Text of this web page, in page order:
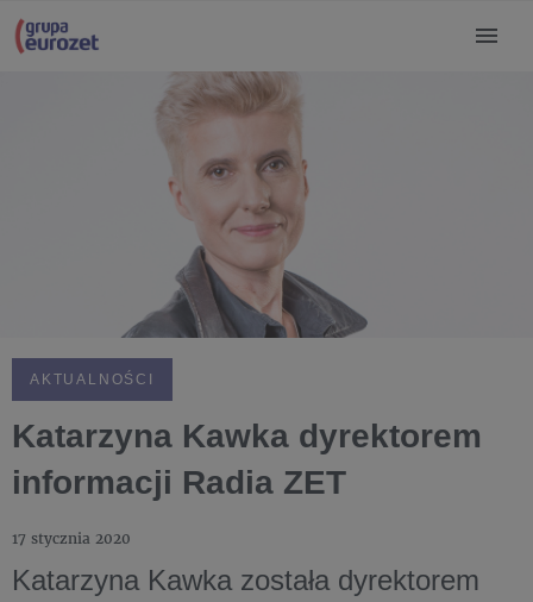
AKTUALNOŚCI
Katarzyna Kawka dyrektorem
informacji Radia ZET
17 stycznia 2020
Katarzyna Kawka została dyrektorem